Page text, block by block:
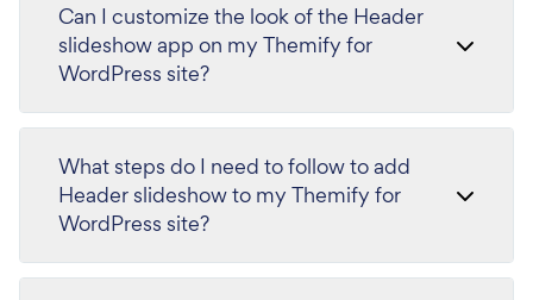
Can I customize the look of the Header
slideshow app on my Themify for
WordPress site?
What steps do I need to follow to add
Header slideshow to my Themify for
WordPress site?